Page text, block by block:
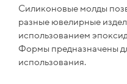
Силиконовые молды
разные ювелирные
использованием
Формы предназначены
использования.